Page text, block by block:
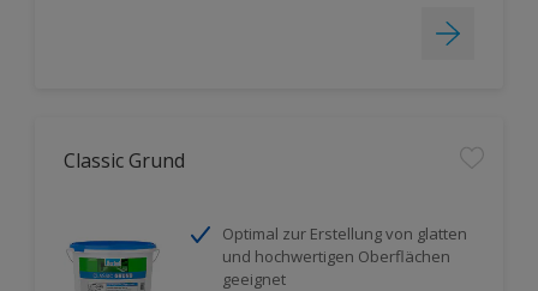
Classic Grund
Optimal zur Erstellung von glatten
und hochwertigen Oberflächen
geeignet